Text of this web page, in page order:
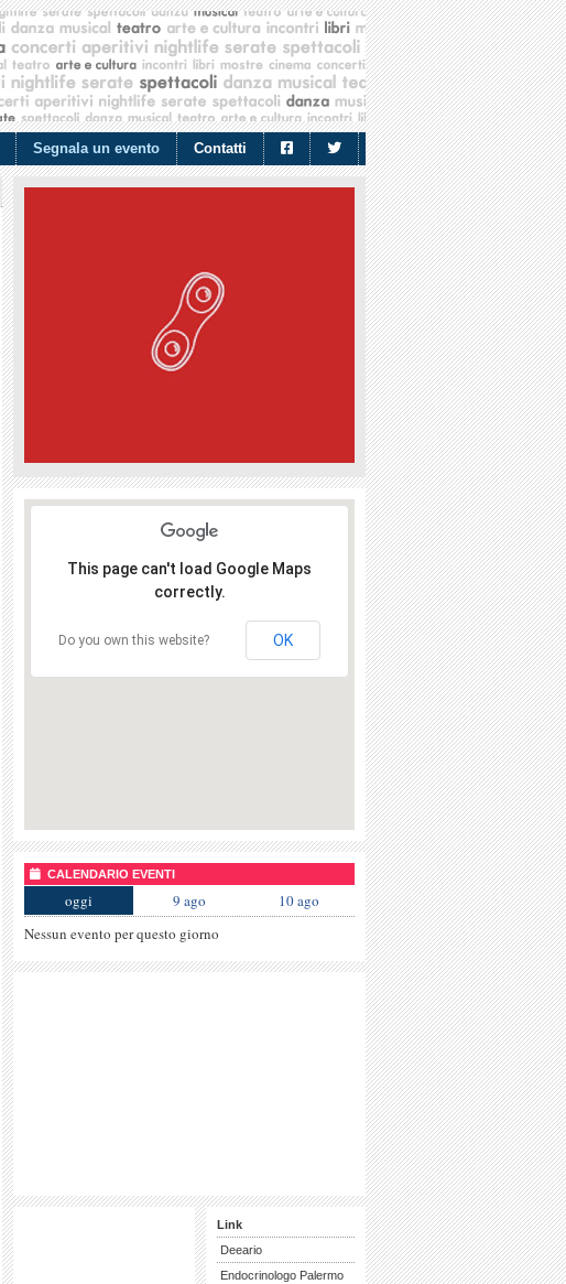
Segnala un evento Contatti
This page can't load Google Maps
correctly.
Do you own this website? OK
CALENDARIO EVENTI
oggi 9 ago
10 ago
Nessun evento per questo giorno
Link
Deeario
Endocrinologo Palermo